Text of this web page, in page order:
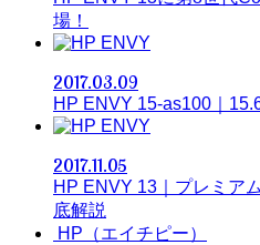
場！
ENVY
2017.03.09
HP ENVY 15-as100｜
ENVY
2017.11.05
HP ENVY 13｜プレミア
底解説
HP（エイチピー）